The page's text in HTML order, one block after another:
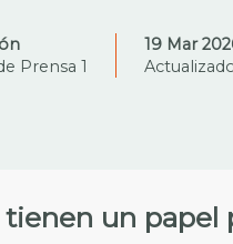
Prensa 1
19 Mar
tienen un